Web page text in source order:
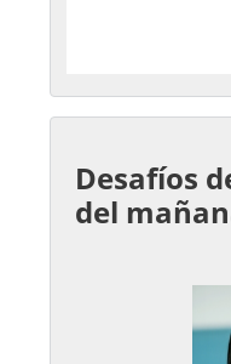
Desafíos
del